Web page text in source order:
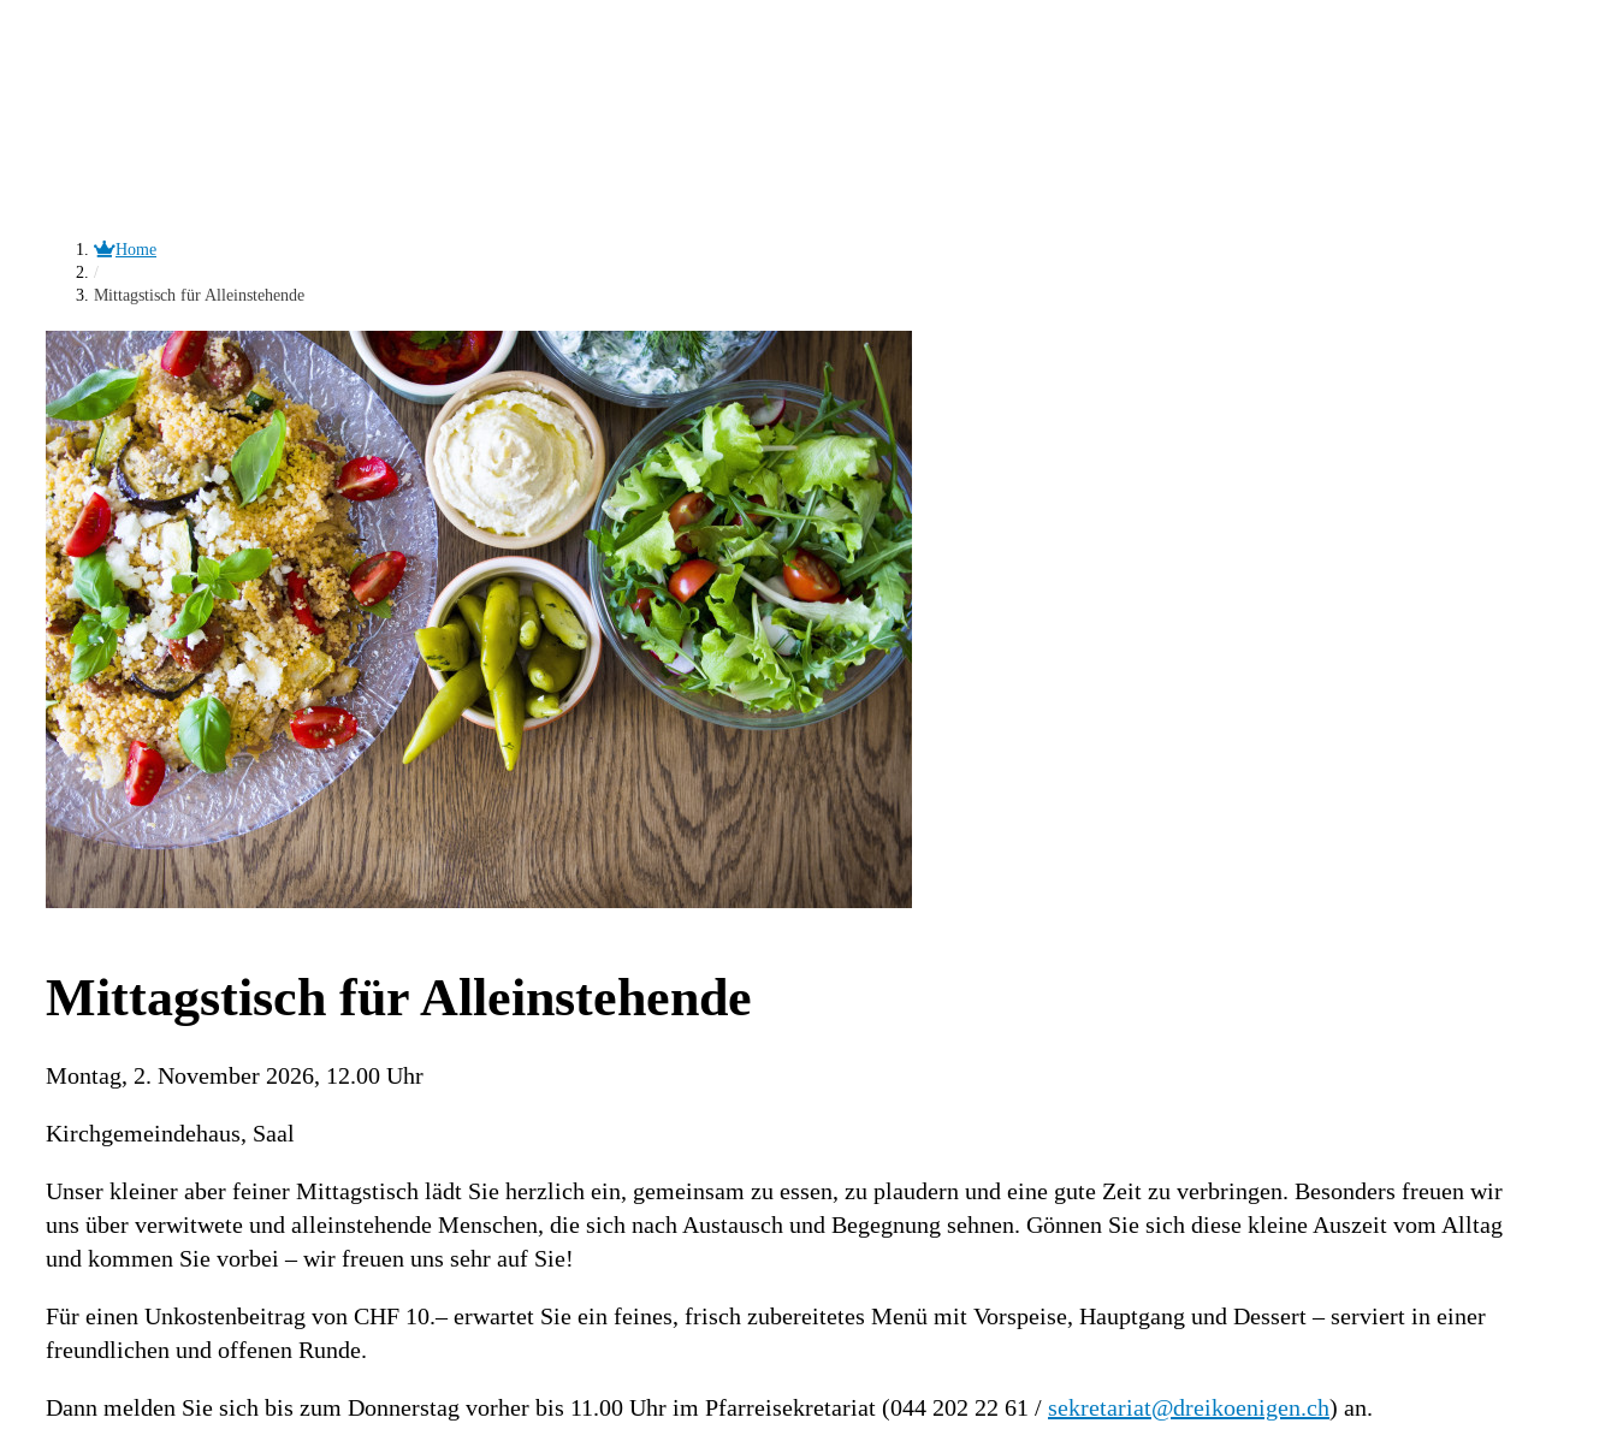
Home
/
Mittagstisch für Alleinstehende
Mittagstisch für Alleinstehende
Montag, 2. November 2026, 12.00 Uhr
Kirchgemeindehaus, Saal
Unser kleiner aber feiner Mittagstisch lädt Sie herzlich ein, gemeinsam zu essen, zu plaudern und eine gute Zeit zu verbringen. Besonders freuen wir
uns über verwitwete und alleinstehende Menschen, die sich nach Austausch und Begegnung sehnen. Gönnen Sie sich diese kleine Auszeit vom Alltag
und kommen Sie vorbei – wir freuen uns sehr auf Sie!
Für einen Unkostenbeitrag von CHF 10.– erwartet Sie ein feines, frisch zubereitetes Menü mit Vorspeise, Hauptgang und Dessert – serviert in einer
freundlichen und offenen Runde.
Dann melden Sie sich bis zum Donnerstag vorher bis 11.00 Uhr im Pfarreisekretariat (044 202 22 61 / sekretariat@dreikoenigen.ch) an.